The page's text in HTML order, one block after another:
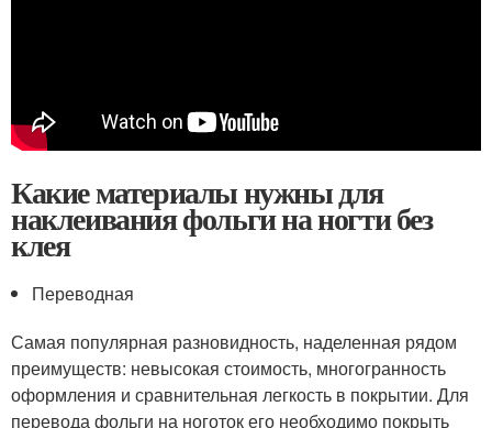
Какие материалы нужны для
наклеивания фольги на ногти без
клея
Переводная
Самая популярная разновидность, наделенная рядом
преимуществ: невысокая стоимость, многогранность
оформления и сравнительная легкость в покрытии. Для
перевода фольги на ноготок его необходимо покрыть